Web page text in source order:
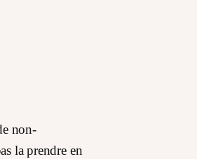
non-
la prendre en